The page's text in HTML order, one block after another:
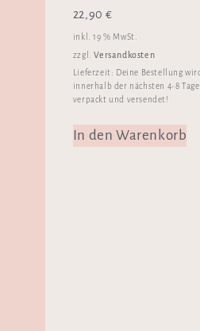
22,90€
inkl. 19 % MwSt.
zzgl.Versandkosten
Lieferzeit: Deine Bestellung
innerhalb der nächsten 4-8
verpackt und versendet!
In den Warenkorb